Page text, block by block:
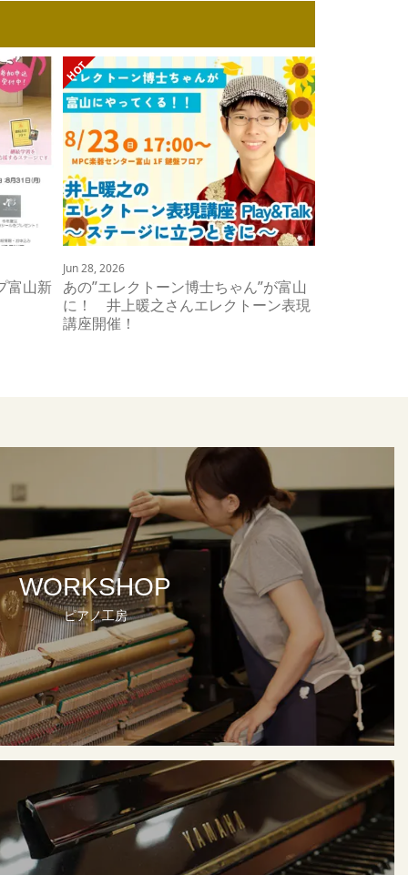
富山新
Jun 28, 2026
あの”エレクトーン博士ちゃん”が富山
に！ 井上暖之さんエレクトーン表現
講座開催！
WORKSHOP
ピアノ工房